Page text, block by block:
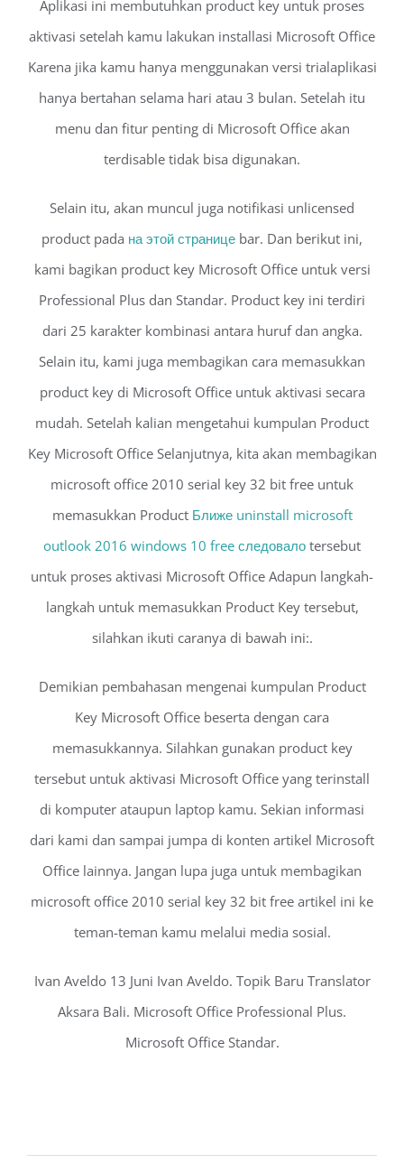
Aplikasi ini membutuhkan product key untuk proses
aktivasi setelah kamu lakukan installasi Microsoft Office
Karena jika kamu hanya menggunakan versi trialaplikasi
hanya bertahan selama hari atau 3 bulan. Setelah itu
menu dan fitur penting di Microsoft Office akan
terdisable tidak bisa digunakan.
Selain itu, akan muncul juga notifikasi unlicensed
product pada на этой странице bar. Dan berikut ini,
kami bagikan product key Microsoft Office untuk versi
Professional Plus dan Standar. Product key ini terdiri
dari 25 karakter kombinasi antara huruf dan angka.
Selain itu, kami juga membagikan cara memasukkan
product key di Microsoft Office untuk aktivasi secara
mudah. Setelah kalian mengetahui kumpulan Product
Key Microsoft Office Selanjutnya, kita akan membagikan
microsoft office 2010 serial key 32 bit free untuk
memasukkan Product Ближе uninstall microsoft
outlook 2016 windows 10 free следовало tersebut
untuk proses aktivasi Microsoft Office Adapun langkah-
langkah untuk memasukkan Product Key tersebut,
silahkan ikuti caranya di bawah ini:.
Demikian pembahasan mengenai kumpulan Product
Key Microsoft Office beserta dengan cara
memasukkannya. Silahkan gunakan product key
tersebut untuk aktivasi Microsoft Office yang terinstall
di komputer ataupun laptop kamu. Sekian informasi
dari kami dan sampai jumpa di konten artikel Microsoft
Office lainnya. Jangan lupa juga untuk membagikan
microsoft office 2010 serial key 32 bit free artikel ini ke
teman-teman kamu melalui media sosial.
Ivan Aveldo 13 Juni Ivan Aveldo. Topik Baru Translator
Aksara Bali. Microsoft Office Professional Plus.
Microsoft Office Standar.